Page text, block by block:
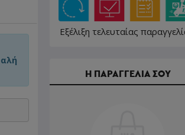
Εξέλιξη τελευταίας
Η ΠΑΡΑΓΓΕΛΙΑ ΣΟΥ